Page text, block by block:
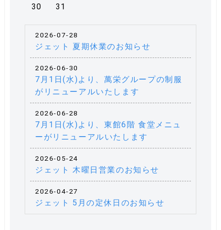
30
31
2026-07-28
ジェット 夏期休業のお知らせ
2026-06-30
7月1日(水)より、萬栄グループの制服
がリニューアルいたします
2026-06-28
7月1日(水)より、東館6階 食堂メニュ
ーがリニューアルいたします
2026-05-24
ジェット 木曜日営業のお知らせ
2026-04-27
ジェット 5月の定休日のお知らせ